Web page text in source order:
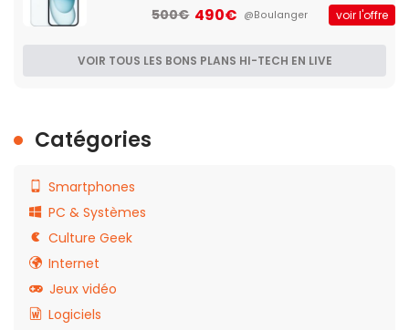
500€ 490€ @Boulanger voir l'offre
VOIR TOUS LES BONS PLANS HI-TECH EN LIVE
Catégories
Smartphones
PC & Systèmes
Culture Geek
Internet
Jeux vidéo
Logiciels